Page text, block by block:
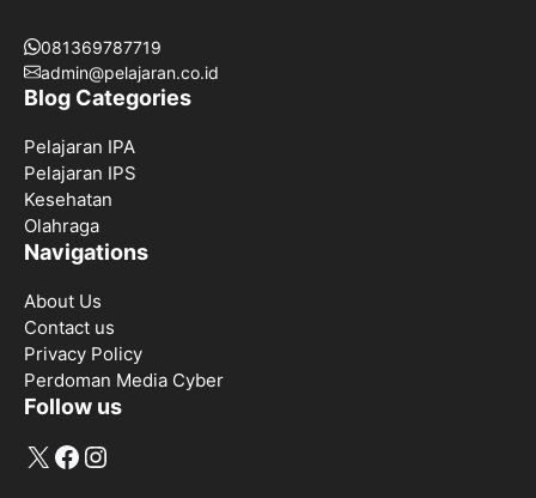
081369787719
admin@pelajaran.co.id
Blog Categories
Pelajaran IPA
Pelajaran IPS
Kesehatan
Olahraga
Navigations
About Us
Contact us
Privacy Policy
Perdoman Media Cyber
Follow us
X Facebook
Instagram